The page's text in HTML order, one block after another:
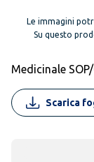
Le immagini
Su questo
Medicinale
Scarica